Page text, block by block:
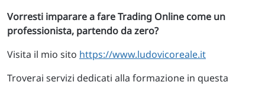
Vorresti imparare a fare Trading Online come un
professionista, partendo da zero?
Visita il mio sito https://www.ludovicoreale.it
Troverai servizi dedicati alla formazione in questa